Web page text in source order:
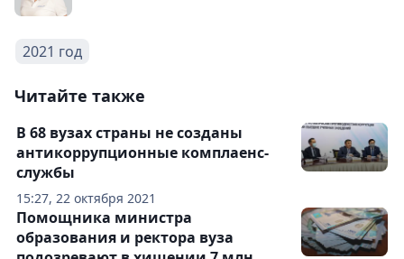
2021 год
Читайте также
15:27, 22 октября 2021
В 68 вузах страны не созданы
антикоррупционные комплаенс-
службы
Помощника министра
образования и ректора вуза